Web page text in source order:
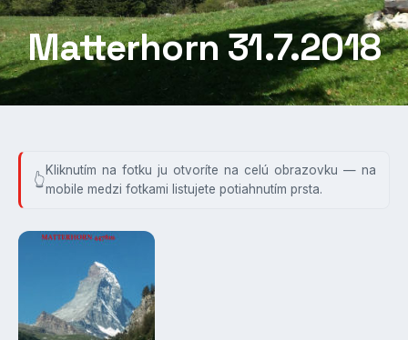
Matterhorn 31.7.2018
Kliknutím na fotku ju otvoríte na celú obrazovku — na
mobile medzi fotkami listujete potiahnutím prsta.